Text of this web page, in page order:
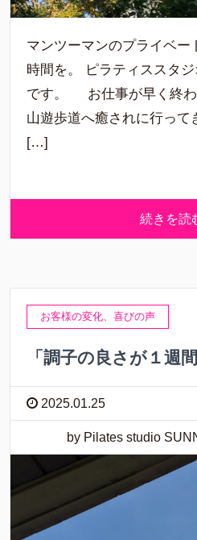
マンツーマンのプライベー
時間を。 ピラティススタ
です。 お仕事が早く終わ
山遊歩道へ癒されに行っ
[…]
続きを
お客様の変化、喜びの声
「調子の良さが１週
2025.01.25
by Pilates studio